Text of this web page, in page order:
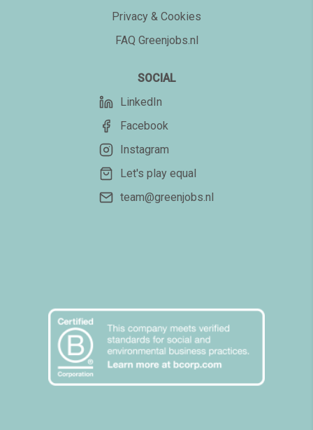
Privacy & Cookies
FAQ Greenjobs.nl
SOCIAL
LinkedIn
Facebook
Instagram
Let's play equal
team@greenjobs.nl